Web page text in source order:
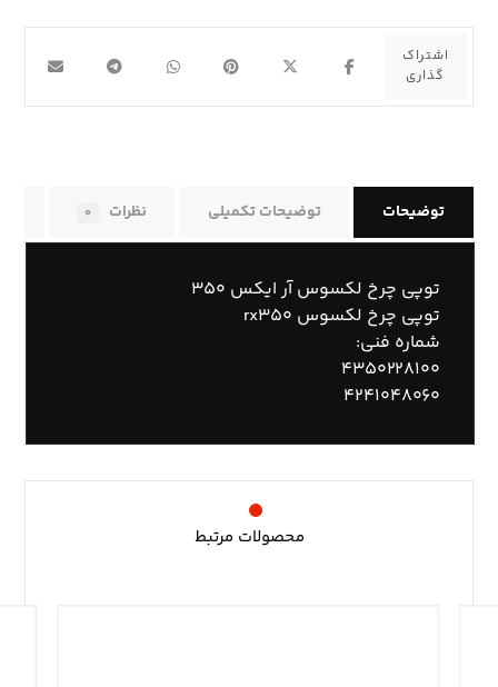
توضیحات توضیحات تکمیلی نظرات ۰
توپی چرخ لکسوس آر ایکس ۳۵۰
توپی چرخ لکسوس rx۳۵۰
شماره فنی:
۴۳۵۰۲۲۸۱۰۰
۴۲۴۱۰۴۸۰۶۰
محصولات مرتبط